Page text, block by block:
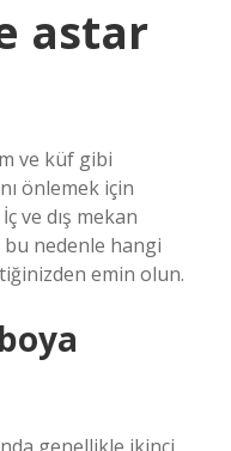
astar
ve küf gibi
önlemek için
ve dış mekan
bu nedenle hangi
emin olun.